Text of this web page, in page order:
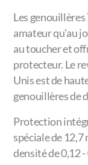
Les
amateur qu'au
au toucher et
protecteur. Le
Unis est de
genouillères de
Protection
spéciale de 12,7
densité de 0,12